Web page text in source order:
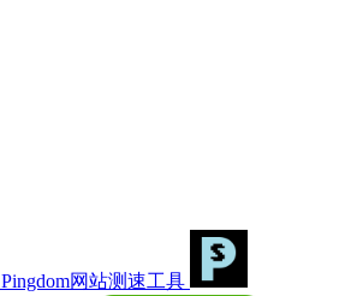
Pingdom网站测速工具